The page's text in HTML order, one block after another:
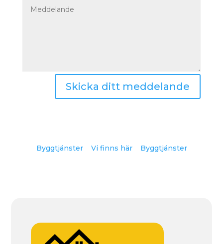
Skicka ditt meddelande
Byggtjänster Vi finns här Byggtjänster